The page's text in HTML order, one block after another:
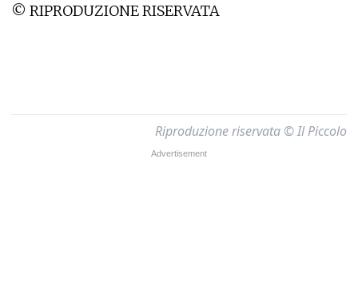
© RIPRODUZIONE RISERVATA
Riproduzione riservata © Il Piccolo